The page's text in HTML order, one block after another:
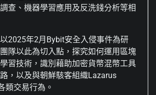
查、機器學習應用及反洗錢分析等相
2025年2月Bybit安全入侵事件為研
隊以此為切入點，探究如何運用區塊
習技術，識別藉助加密貨幣混幣工具
，以及與朝鮮駭客組織Lazarus
類交易行為。